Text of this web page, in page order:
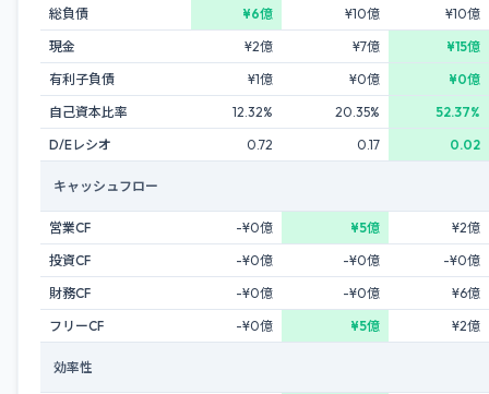
総負債
¥6億 ¥10億
¥10億
現金
¥2億 ¥7億
¥15億
有利子負債
¥1億 ¥0億
¥0億
自己資本比率
12.32% 20.35%
52.37%
D/Eレシオ
0.72 0.17 0.02
キャッシュフロー
営業CF -¥0億 ¥5億
¥2億
投資CF
-¥0億 -¥0億
-¥0億
財務CF
-¥0億 -¥0億
¥6億
フリーCF
-¥0億 ¥5億 ¥2億
効率性